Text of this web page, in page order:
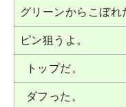
グリーンからこぼれ
ピン狙うよ。
トップだ。
ダフった。